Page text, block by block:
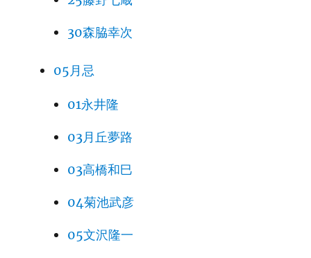
30森脇幸次
05月忌
01永井隆
03月丘夢路
03高橋和巳
04菊池武彦
05文沢隆一